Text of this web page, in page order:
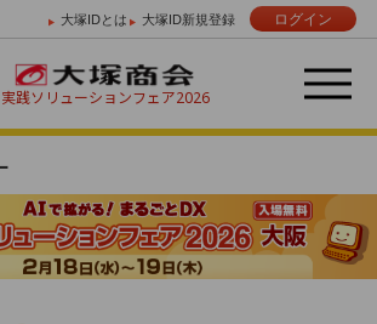
大塚IDとは 大塚ID新規登録 ログイン
実践ソリューションフェア2026
2/19 （木）